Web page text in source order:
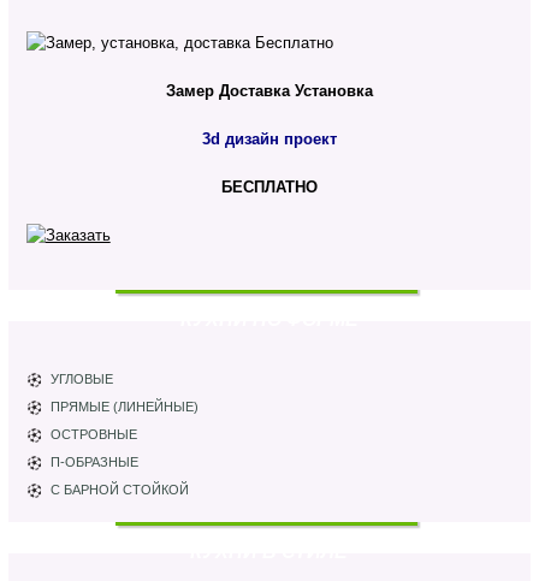
Замер Доставка Установка
3d дизайн проект
БЕСПЛАТНО
УГЛОВЫЕ
ПРЯМЫЕ (ЛИНЕЙНЫЕ)
ОСТРОВНЫЕ
П-ОБРАЗНЫЕ
С БАРНОЙ СТОЙКОЙ